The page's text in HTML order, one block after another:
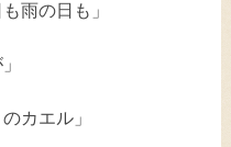
雨の日も」
カエル」